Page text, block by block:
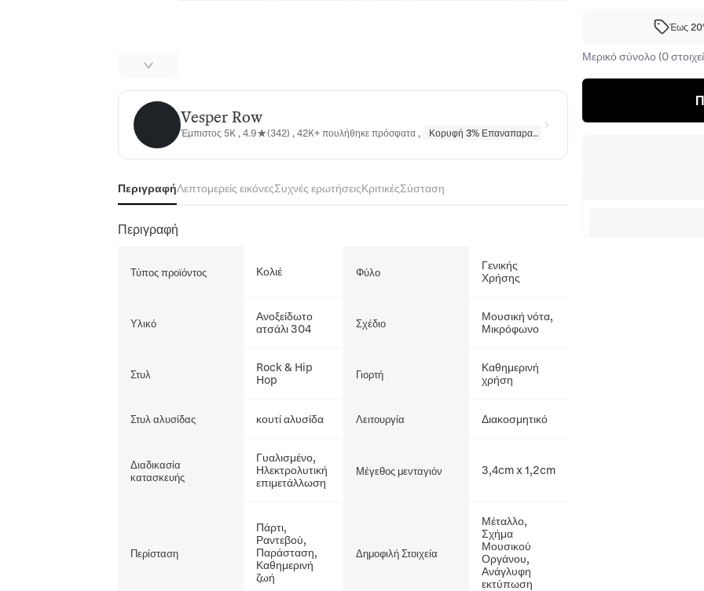
Vesper RowVesper Row
Έμπιστος 5K , 4.9★(342) , 42K+ πουλήθηκε πρόσφατα , Κορυφή 3% Επαναπαραγγέλθηκε
ΠεριγραφήΛεπτομερείς εικόνεςΣυχνές ερωτήσειςΚριτικέςΣύσταση
Περιγραφή
Τύπος προϊόντος Κολιέ Φύλο
Γενικής
Χρήσης
Υλικό
Ανοξείδωτο
ατσάλι 304
Σχέδιο
Μουσική νότα,
Μικρόφωνο
Στυλ
Rock & Hip
Hop
Γιορτή
Καθημερινή
χρήση
Στυλ αλυσίδας κουτί αλυσίδα Λειτουργία Διακοσμητικό
Διαδικασία
κατασκευής
Γυαλισμένο,
Ηλεκτρολυτική
επιμετάλλωση
Μέγεθος μενταγιόν 3,4cm x 1,2cm
Περίσταση
Πάρτι,
Ραντεβού,
Παράσταση,
Καθημερινή
ζωή
Δημοφιλή Στοιχεία
Μέταλλο,
Σχήμα
Μουσικού
Οργάνου,
Ανάγλυφη
εκτύπωση
Έως
Μερικό σύνολο (0